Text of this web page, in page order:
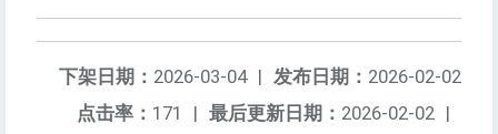
发布日期： 2026-02-02
下架日期： 2026-03-04 |
最后更新日期： 2026-02-02 |
点击率： 171 |